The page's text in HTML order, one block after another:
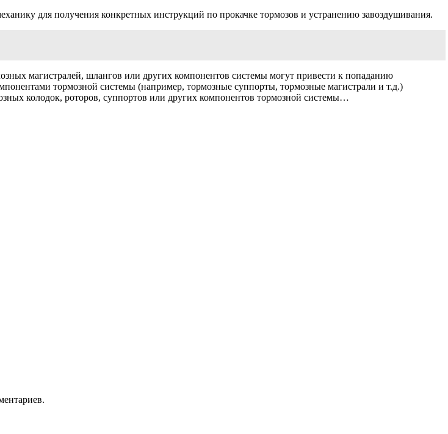
для получения конкретных инструкций по прокачке тормозов и устранению завоздушивания.
магистралей, шлангов или других компонентов системы могут привести к попаданию
тормозной системы (например, тормозные суппорты, тормозные магистрали и т.д.)
колодок, роторов, суппортов или других компонентов тормозной системы…